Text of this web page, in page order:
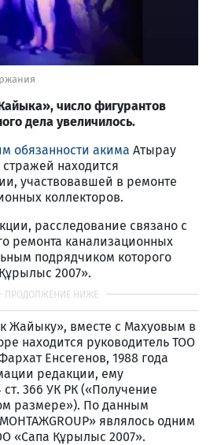
число фигурантов
дела увеличилось.
обязанности акима Атырау
находится
участвовавшей в ремонте
коллекторов.
расследование связано с
ремонта канализационных
подрядчиком которого
2007».
Жайыку», вместе с Махуовым в
находится руководитель ТОО
Енсегенов, 1988 года
редакции, ему
366 УК РК («Получение
размере»). По данным
являлось одним
«Сапа Құрылыс 2007».